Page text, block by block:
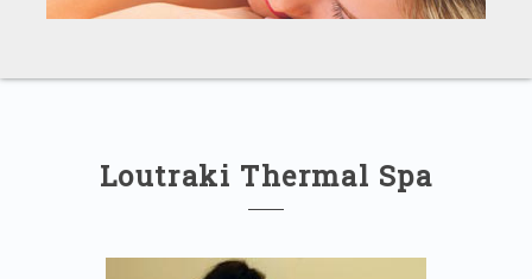
Loutraki Thermal Spa